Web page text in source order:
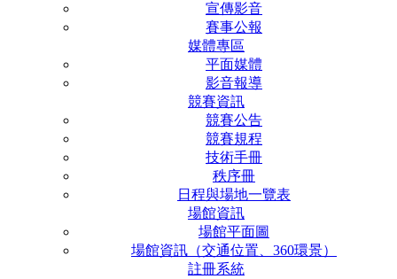
宣傳影音
賽事公報
媒體專區
平面媒體
影音報導
競賽資訊
競賽公告
競賽規程
技術手冊
秩序冊
日程與場地一覽表
場館資訊
場館平面圖
場館資訊（交通位置、360環景）
註冊系統